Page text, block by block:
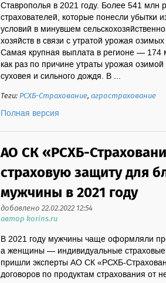
Ставрополья в 2021 году. Более 541 млн
страхователей, которые понесли убытки
условий в минувшем
хозяйств в связи с утратой урожая
Самая крупная выплата в регионе —
как раз по причине утраты урожая
суховея и сильного дождя. В ...
Теги:РСХБ-Страхование,агрострахование
Полная версия
АО СК «РСХБ-
страховую защиту для
мужчины в 2021 году
добавлено 22.02.2022 12:54
автор korins.ru
В 2021 году мужчины чаще оформляли
а женщины — индивидуальные
пришли эксперты АО СК «РСХБ-
договоров по продуктам страхования от